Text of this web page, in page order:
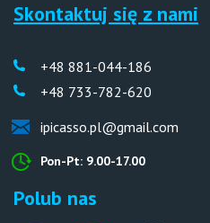
Skontaktuj się z nami
+48 881-044-186
+48 733-782-620
ipicasso.pl@gmail.com
Pon-Pt: 9.00-17.00
Polub nas